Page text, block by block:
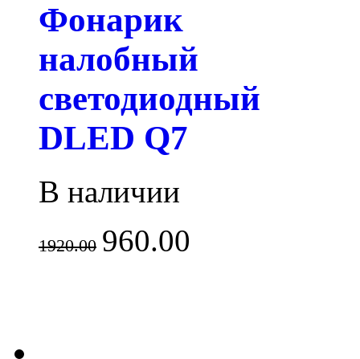
Фонарик
налобный
светодиодный
DLED Q7
В наличии
1920.00 960.00